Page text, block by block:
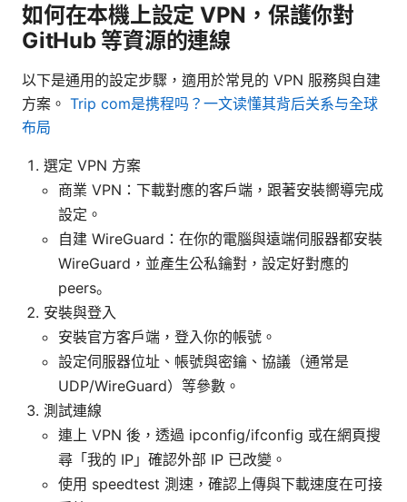
如何在本機上設定 VPN，保護你對
GitHub 等資源的連線
以下是通用的設定步驟，適用於常見的 VPN 服務與自建
方案。 Trip com是携程吗？一文读懂其背后关系与全球
布局
選定 VPN 方案
商業 VPN：下載對應的客戶端，跟著安裝嚮導完成
設定。
自建 WireGuard：在你的電腦與遠端伺服器都安裝
WireGuard，並產生公私鑰對，設定好對應的
peers。
安裝與登入
安裝官方客戶端，登入你的帳號。
設定伺服器位址、帳號與密鑰、協議（通常是
UDP/WireGuard）等參數。
測試連線
連上 VPN 後，透過 ipconfig/ifconfig 或在網頁搜
尋「我的 IP」確認外部 IP 已改變。
使用 speedtest 測速，確認上傳與下載速度在可接